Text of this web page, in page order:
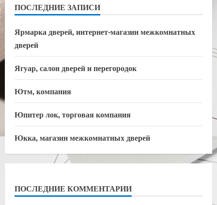
ПОСЛЕДНИЕ ЗАПИСИ
Ярмарка дверей, интернет-магазин межкомнатных
дверей
Ягуар, салон дверей и перегородок
Ютм, компания
Юпитер лок, торговая компания
Юкка, магазин межкомнатных дверей
ПОСЛЕДНИЕ КОММЕНТАРИИ